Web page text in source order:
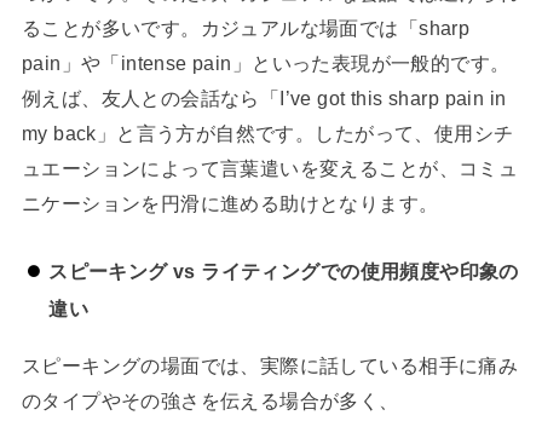
ることが多いです。カジュアルな場面では「sharp
pain」や「intense pain」といった表現が一般的です。
例えば、友人との会話なら「I’ve got this sharp pain in
my back」と言う方が自然です。したがって、使用シチ
ュエーションによって言葉遣いを変えることが、コミュ
ニケーションを円滑に進める助けとなります。
スピーキング vs ライティングでの使用頻度や印象の
違い
スピーキングの場面では、実際に話している相手に痛み
のタイプやその強さを伝える場合が多く、